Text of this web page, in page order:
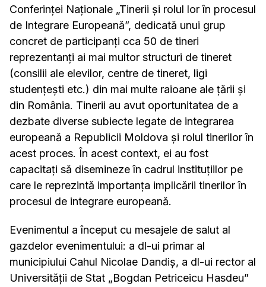
Conferinței Naționale „Tinerii și rolul lor în procesul
de Integrare Europeană”, dedicată unui grup
concret de participanți cca 50 de tineri
reprezentanți ai mai multor structuri de tineret
(consilii ale elevilor, centre de tineret, ligi
studențești etc.) din mai multe raioane ale țării și
din România. Tinerii au avut oportunitatea de a
dezbate diverse subiecte legate de integrarea
europeană a Republicii Moldova și rolul tinerilor în
acest proces. În acest context, ei au fost
capacitați să disemineze în cadrul instituțiilor pe
care le reprezintă importanța implicării tinerilor în
procesul de integrare europeană.
Evenimentul a început cu mesajele de salut al
gazdelor evenimentului: a dl-ui primar al
municipiului Cahul Nicolae Dandiș, a dl-ui rector al
Universității de Stat „Bogdan Petriceicu Hasdeu”